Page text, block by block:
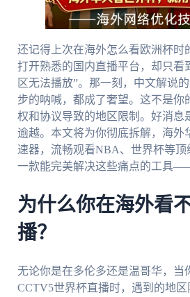
还记得上次在海外怎么看欧洲杯时
打开熟悉的国内直播平台，却只看
区无法播放”。那一刻，中文解说
步的呐喊，都成了奢望。这不是你
权和协议导致的地区限制。好消息
逾越。本文将为你彻底拆解，海外
速器，流畅观看NBA、世界杯等顶
一款能完美解决这些痛点的工具
为什么你在海外看
播？
无论你是在多伦多还是温哥华，当
CCTV5世界杯直播时，遇到的地